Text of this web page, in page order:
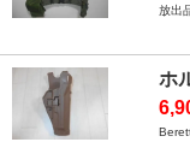
放出
ホ